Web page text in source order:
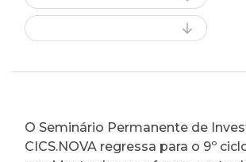
O Seminário Permanente de
CICS.NOVA regressa para o 9º